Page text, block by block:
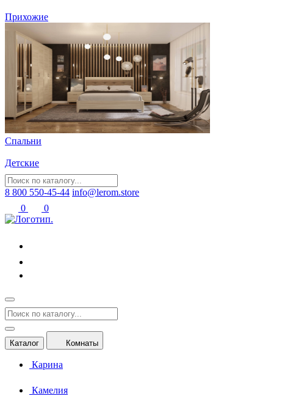
Прихожие
Спальни
Детские
8 800 550-45-44 info@lerom.store
0
0
Каталог Комнаты
Карина
Камелия